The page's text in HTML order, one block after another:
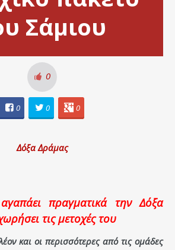
Σάμιου
0
0 0 0
Δόξα Δράμας
πραγματικά την Δόξα
τις μετοχές του
και οι περισσότερες από τις ομάδες